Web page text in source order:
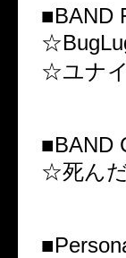
■BAND
☆ユナ
■BAND
☆死ん